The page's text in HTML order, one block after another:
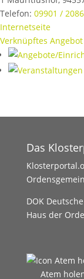
Telefon: 09901 / 2086
Internetseite
Verknüpftes Angebot
Das
DOK
Haus der
Atem